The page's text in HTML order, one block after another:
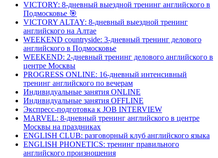
VICTORY: 8-дневный выездной тренинг английского в
Подмосковье 🎯
VICTORY ALTAY: 8-дневный выездной тренинг
английского на Алтае
WEEKEND countryside: 3-дневный тренинг делового
английского в Подмосковье
WEEKEND: 2-дневный тренинг делового английского в
центре Москвы
PROGRESS ONLINE: 16-дневный интенсивный
тренинг английского по вечерам
Индивидуальные занятия ONLINE
Индивидуальные занятия OFFLINE
Экспресс-подготовка к JOB INTERVIEW
МARVEL: 8-дневный тренинг английского в центре
Москвы на праздниках
ENGLISH CLUB: разговорный клуб английского языка
ENGLISH PHONETICS: тренинг правильного
английского произношения